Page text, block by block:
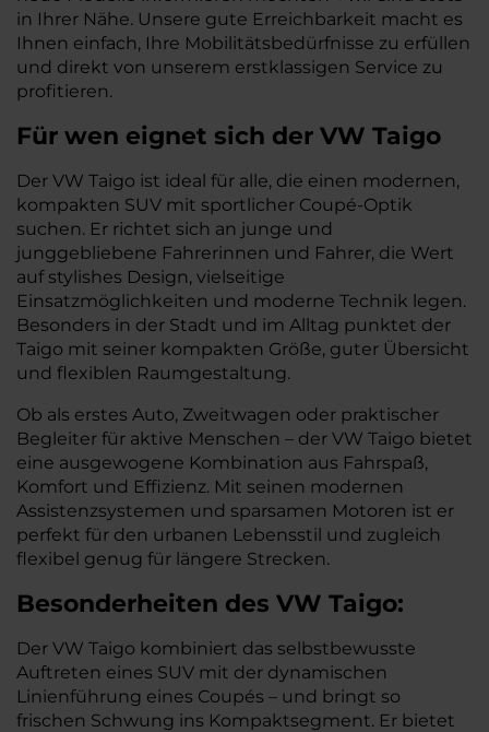
in Ihrer Nähe. Unsere gute Erreichbarkeit macht es
Ihnen einfach, Ihre Mobilitätsbedürfnisse zu erfüllen
und direkt von unserem erstklassigen Service zu
profitieren.
Für wen eignet sich der VW Taigo
Der VW Taigo ist ideal für alle, die einen modernen,
kompakten SUV mit sportlicher Coupé-Optik
suchen. Er richtet sich an junge und
junggebliebene Fahrerinnen und Fahrer, die Wert
auf stylishes Design, vielseitige
Einsatzmöglichkeiten und moderne Technik legen.
Besonders in der Stadt und im Alltag punktet der
Taigo mit seiner kompakten Größe, guter Übersicht
und flexiblen Raumgestaltung.
Ob als erstes Auto, Zweitwagen oder praktischer
Begleiter für aktive Menschen – der VW Taigo bietet
eine ausgewogene Kombination aus Fahrspaß,
Komfort und Effizienz. Mit seinen modernen
Assistenzsystemen und sparsamen Motoren ist er
perfekt für den urbanen Lebensstil und zugleich
flexibel genug für längere Strecken.
Besonderheiten des VW Taigo:
Der VW Taigo kombiniert das selbstbewusste
Auftreten eines SUV mit der dynamischen
Linienführung eines Coupés – und bringt so
frischen Schwung ins Kompaktsegment. Er bietet